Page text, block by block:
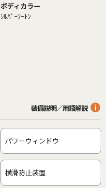
ボディカラー
ｼﾙﾊﾞｰﾂｰﾄﾝ
装備説明／用語解説
パワーウィンドウ
横滑防止装置